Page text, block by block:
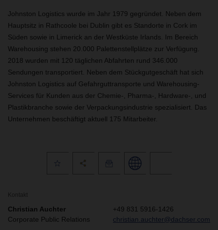
Johnston Logistics wurde im Jahr 1979 gegründet. Neben dem
Hauptsitz in Rathcoole bei Dublin gibt es Standorte in Cork im
Süden sowie in Limerick an der Westküste Irlands. Im Bereich
Warehousing stehen 20.000 Palettenstellplätze zur Verfügung.
2018 wurden mit 120 täglichen Abfahrten rund 346.000
Sendungen transportiert. Neben dem Stückgutgeschäft hat sich
Johnston Logistics auf Gefahrguttransporte und Warehousing-
Services für Kunden aus der Chemie-, Pharma-, Hardware-, und
Plastikbranche sowie der Verpackungsindustrie spezialisiert. Das
Unternehmen beschäftigt aktuell 175 Mitarbeiter.
Kontakt
Christian Auchter
Corporate Public Relations
+49 831 5916-1426
christian.auchter@dachser.com